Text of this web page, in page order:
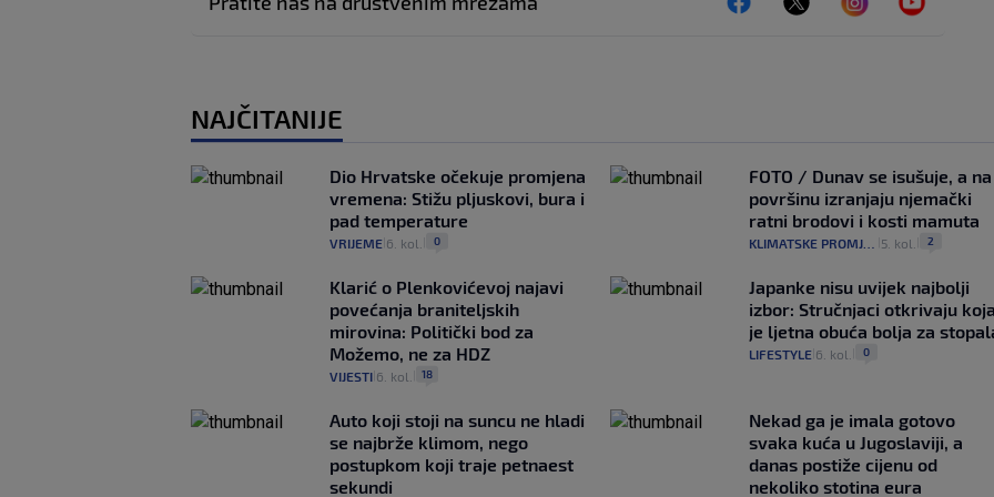
NAJČITANIJE
Dio Hrvatske očekuje promjena
vremena: Stižu pljuskovi, bura i
pad temperature
VRIJEME 6. kol. 0
FOTO / Dunav se isušuje, a na
površinu izranjaju njemački
ratni brodovi i kosti mamuta
KLIMATSKE PROMJENE 5. kol. 2
Klarić o Plenkovićevoj najavi
povećanja braniteljskih
mirovina: Politički bod za
Možemo, ne za HDZ
VIJESTI 6. kol. 18
Japanke nisu uvijek najbolji
izbor: Stručnjaci otkrivaju koja
je ljetna obuća bolja za
LIFESTYLE| 6. kol. 0
Auto koji stoji na suncu ne hladi
se najbrže klimom, nego
postupkom koji traje petnaest
sekundi
Nekad ga je imala gotovo
svaka kuća u Jugoslaviji, a
danas postiže cijenu od
nekoliko stotina eura